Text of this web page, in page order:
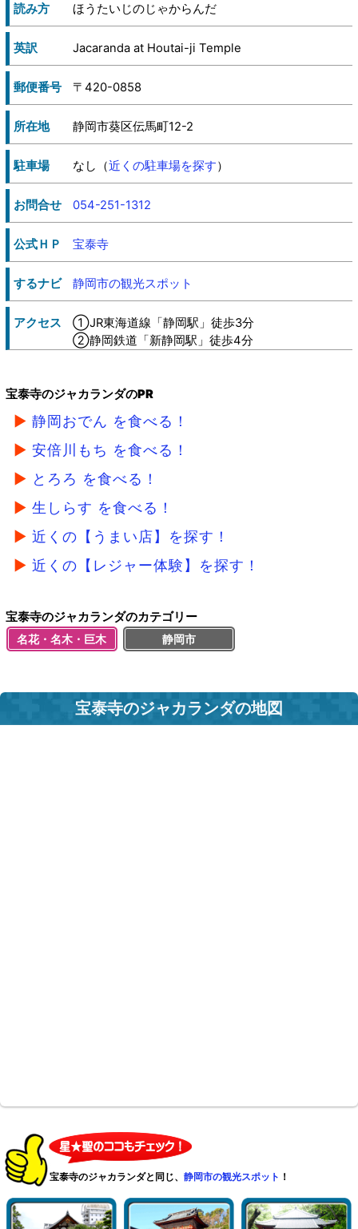
読み方 ほうたいじのじゃからんだ
英訳 Jacaranda at Houtai-ji Temple
郵便番号 〒420-0858
所在地 静岡市葵区伝馬町12-2
駐車場 なし（近くの駐車場を探す）
お問合せ 054-251-1312
公式ＨＰ 宝泰寺
するナビ 静岡市の観光スポット
アクセス
①JR東海道線「静岡駅」徒歩3分
②静岡鉄道「新静岡駅」徒歩4分
宝泰寺のジャカランダのPR
静岡おでん を食べる！
安倍川もち を食べる！
とろろ を食べる！
生しらす を食べる！
近くの【うまい店】を探す！
近くの【レジャー体験】を探す！
宝泰寺のジャカランダのカテゴリー
名花・名木・巨木 静岡市
宝泰寺のジャカランダの地図
宝泰寺のジャカランダと同じ、静岡市の観光スポット ！